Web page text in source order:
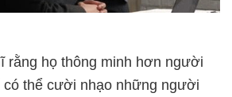
rằng họ thông minh hơn người
có thể cười nhạo những người